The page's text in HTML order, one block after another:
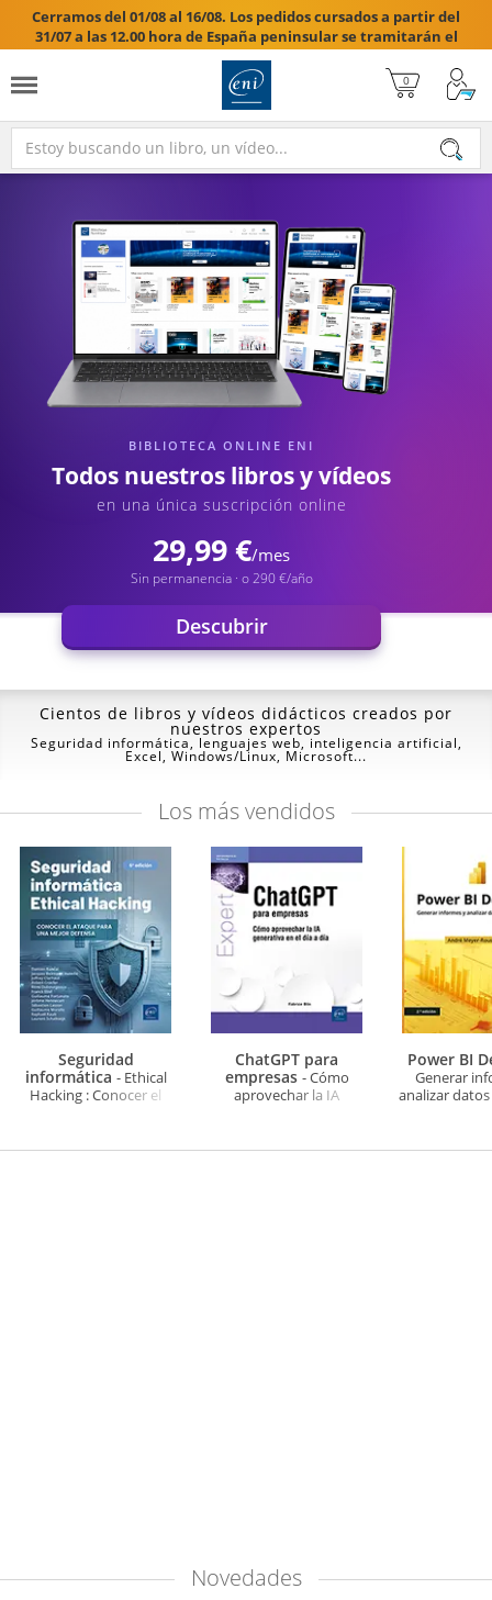
Cerramos del 01/08 al 16/08. Los pedidos cursados a partir del
31/07 a las 12.00 hora de España peninsular se tramitarán el
17/08/2026.

BIBLIOTECA ONLINE ENI
Todos nuestros libros y vídeos
en una única suscripción online
29,99 €/mes
Sin permanencia · o 290 €/año
Descubrir
Cientos de libros y vídeos didácticos creados por
nuestros expertos
Seguridad informática, lenguajes web, inteligencia artificial,
Excel, Windows/Linux, Microsoft...
Los más vendidos
Seguridad
informática - Ethical
Hacking : Conocer el
ChatGPT para
empresas - Cómo
aprovechar la IA
Power BI
Generar
analizar
Novedades